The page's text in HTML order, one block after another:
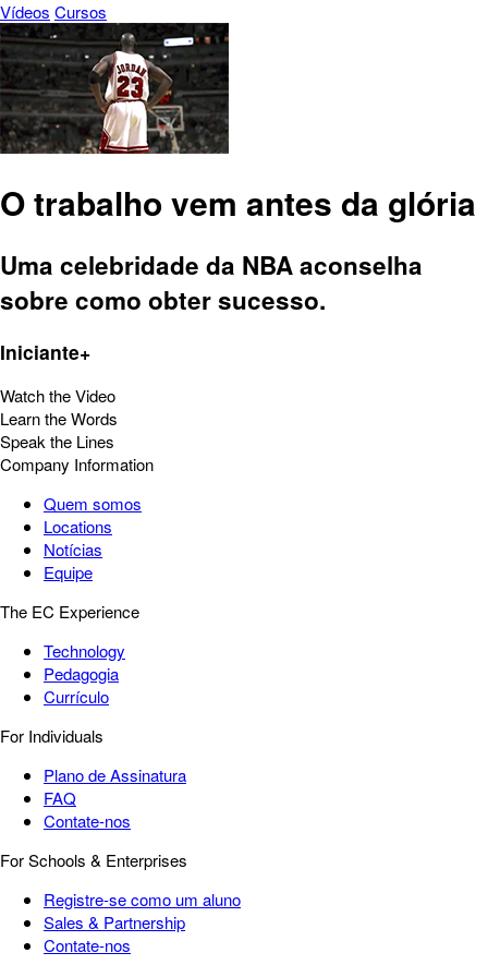
Vídeos Cursos
O trabalho vem antes da glória
Uma celebridade da NBA aconselha
sobre como obter sucesso.
Iniciante+
Watch the Video
Learn the Words
Speak the Lines
Company Information
Quem somos
Locations
Notícias
Equipe
The EC Experience
Technology
Pedagogia
Currículo
For Individuals
Plano de Assinatura
FAQ
Contate-nos
For Schools & Enterprises
Registre-se como um aluno
Sales & Partnership
Contate-nos